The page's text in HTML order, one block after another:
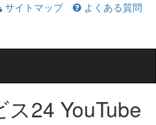
サイトマップ
よくある質問
24 YouTube